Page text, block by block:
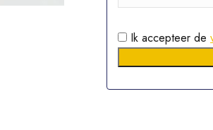
Ik accepteer de